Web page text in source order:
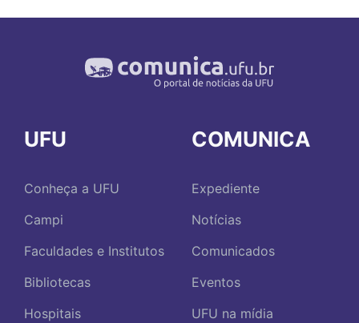
UFU
Conheça a UFU
Campi
Faculdades e Institutos
Bibliotecas
Hospitais
COMUNICA
Expediente
Notícias
Comunicados
Eventos
UFU na mídia